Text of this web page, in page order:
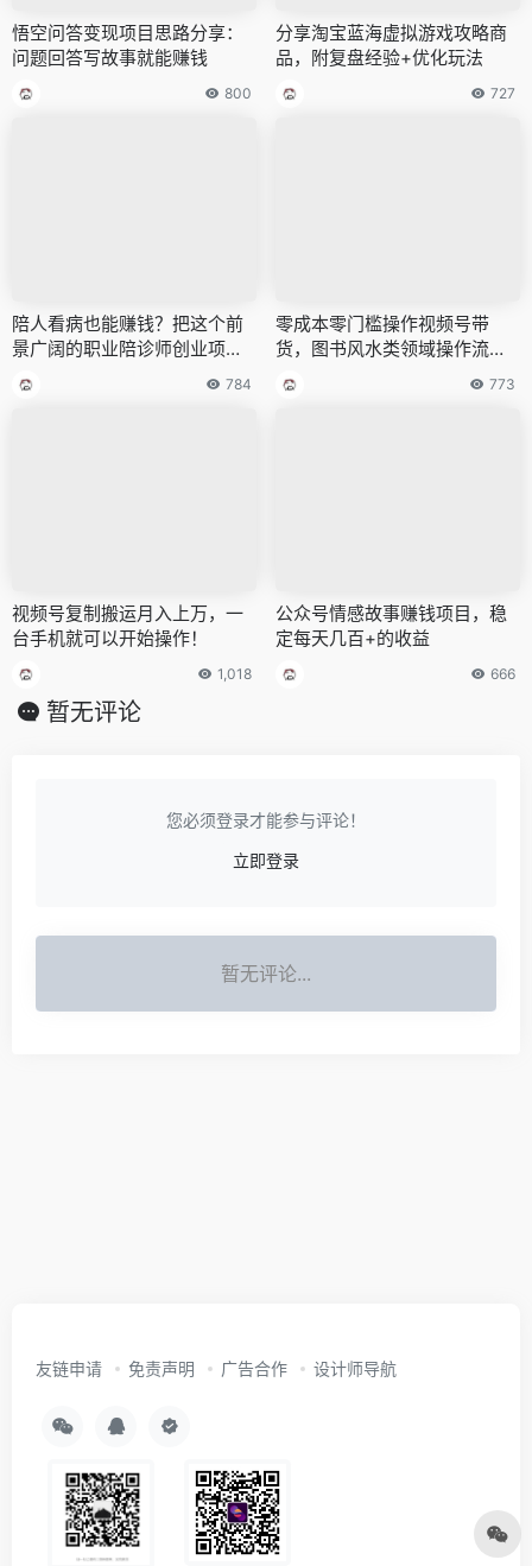
悟空问答变现项目思路分享：
问题回答写故事就能赚钱
800
分享淘宝蓝海虚拟游戏攻略商
品，附复盘经验+优化玩法
727
陪人看病也能赚钱？把这个前
景广阔的职业陪诊师创业项
784
零成本零门槛操作视频号带
货，图书风水类领域操作流程
773
视频号复制搬运月入上万，一
台手机就可以开始操作！
1,018
公众号情感故事赚钱项目，稳
定每天几百+的收益
666
暂无评论
您必须登录才能参与评论！
立即登录
暂无评论...
友链申请 免责声明 广告合作 设计师导航